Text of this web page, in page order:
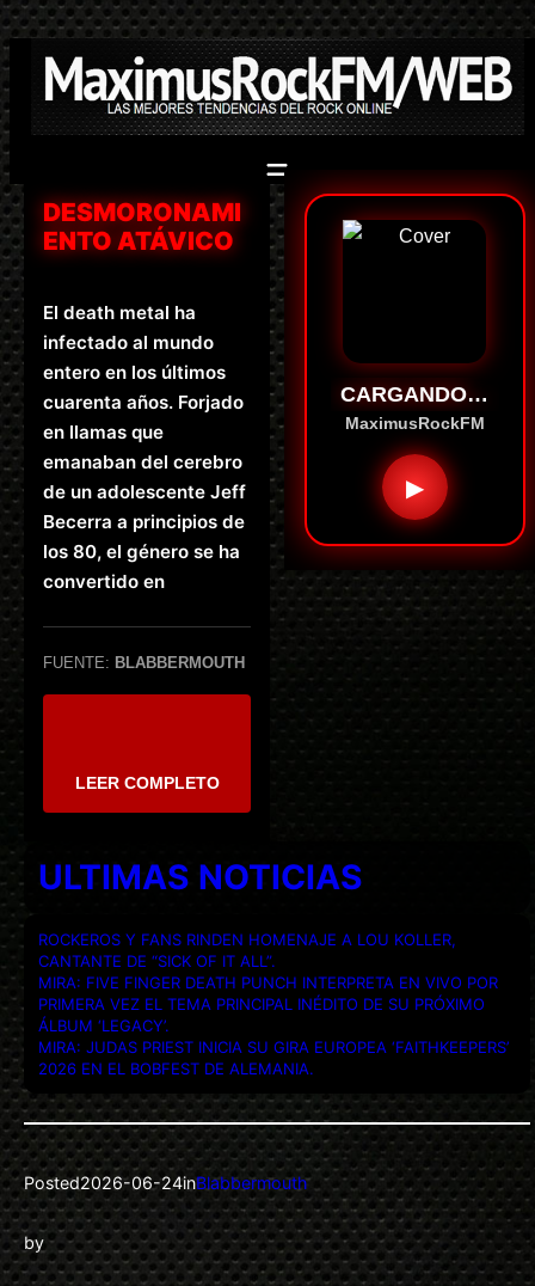
Saltar
al
contenido
DESMORONAMI
ENTO ATÁVICO
El death metal ha
infectado al mundo
entero en los últimos
cuarenta años. Forjado
en llamas que
emanaban del cerebro
de un adolescente Jeff
Becerra a principios de
los 80, el género se ha
convertido en
FUENTE: BLABBERMOUTH
LEER COMPLETO
CARGANDO…
MaximusRockFM
▶
ULTIMAS NOTICIAS
ROCKEROS Y FANS RINDEN HOMENAJE A LOU KOLLER,
CANTANTE DE “SICK OF IT ALL”.
MIRA: FIVE FINGER DEATH PUNCH INTERPRETA EN VIVO POR
PRIMERA VEZ EL TEMA PRINCIPAL INÉDITO DE SU PRÓXIMO
ÁLBUM ‘LEGACY’.
MIRA: JUDAS PRIEST INICIA SU GIRA EUROPEA ‘FAITHKEEPERS’
2026 EN EL BOBFEST DE ALEMANIA.
Posted2026-06-24inBlabbermouth
by